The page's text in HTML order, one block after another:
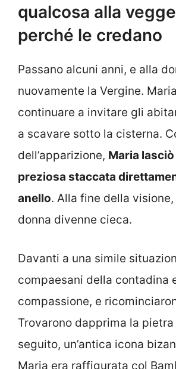
qualcosa alla
perché le credano
Passano alcuni anni, e alla
nuovamente la Vergine.
continuare a invitare gli
a scavare sotto la cisterna.
dell’apparizione, Maria
preziosa staccata
anello. Alla fine della
donna divenne cieca.
Davanti a una simile
compaesani della contadina
compassione, e
Trovarono dapprima la
seguito, un’antica icona
Maria era raffigurata col